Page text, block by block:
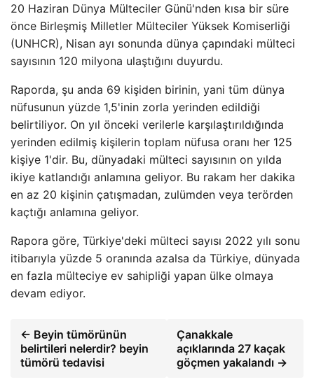
20 Haziran Dünya Mülteciler Günü'nden kısa bir süre
önce Birleşmiş Milletler Mülteciler Yüksek Komiserliği
(UNHCR), Nisan ayı sonunda dünya çapındaki mülteci
sayısının 120 milyona ulaştığını duyurdu.
Raporda, şu anda 69 kişiden birinin, yani tüm dünya
nüfusunun yüzde 1,5'inin zorla yerinden edildiği
belirtiliyor. On yıl önceki verilerle karşılaştırıldığında
yerinden edilmiş kişilerin toplam nüfusa oranı her 125
kişiye 1'dir. Bu, dünyadaki mülteci sayısının on yılda
ikiye katlandığı anlamına geliyor. Bu rakam her dakika
en az 20 kişinin çatışmadan, zulümden veya terörden
kaçtığı anlamına geliyor.
Rapora göre, Türkiye'deki mülteci sayısı 2022 yılı sonu
itibarıyla yüzde 5 oranında azalsa da Türkiye, dünyada
en fazla mülteciye ev sahipliği yapan ülke olmaya
devam ediyor.
← Beyin tümörünün
belirtileri nelerdir? beyin
tümörü tedavisi
Çanakkale
açıklarında 27 kaçak
göçmen yakalandı →